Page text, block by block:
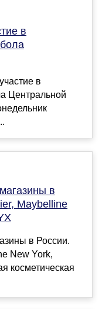
в
в
Центральной
в
Maybelline
в России.
New York,
косметическая